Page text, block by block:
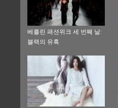
베를린 패션위크 세 번째 날:
블랙의 유혹